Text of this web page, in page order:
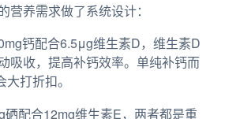
养需求做了系统设计：
钙配合6.5μg维生素D，维生素D
吸收，提高补钙效率。单纯补钙而
打折扣。
硒配合12mg维生素E，两者都是重